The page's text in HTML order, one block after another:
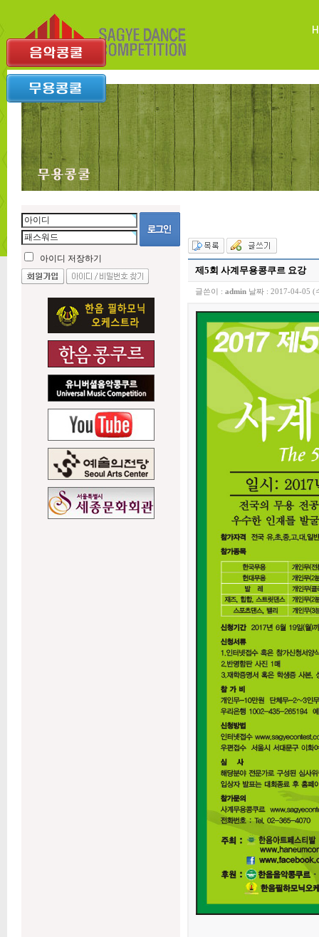
아이디 저장하기
제5회 사계무용콩쿠르 요강
글쓴이 : admin날짜 : 2017-04-05 (